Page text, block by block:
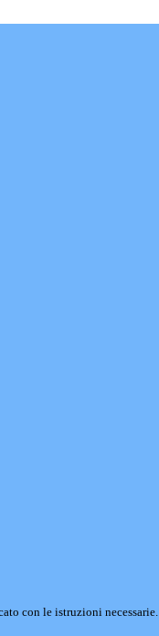
con le istruzioni necessarie.